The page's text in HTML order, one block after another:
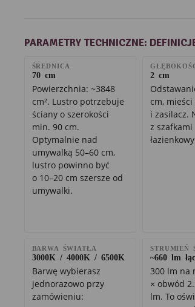
PARAMETRY TECHNICZNE:
ŚREDNICA
70 cm
Powierzchnia: ~3848
cm². Lustro potrzebuje
ściany o szerokości
min. 90 cm.
Optymalnie nad
umywalką 50–60 cm,
lustro powinno być
o 10–20 cm szersze od
umywalki.
2 cm
cm, mieści
i zasilacz.
z szafkami
BARWA ŚWIATŁA
3000K / 4000K / 6500K
Barwę wybierasz
jednorazowo przy
zamówieniu:
STRUMIEŃ
~660 lm
300 lm na
× obwód
lm. To